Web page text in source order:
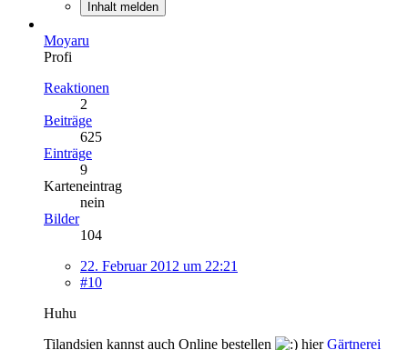
Inhalt melden
Moyaru
Profi
Reaktionen
2
Beiträge
625
Einträge
9
Karteneintrag
nein
Bilder
104
22. Februar 2012 um 22:21
#10
Huhu
Tilandsien kannst auch Online bestellen
hierGärtnerei